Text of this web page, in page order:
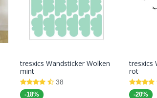
Warenkorb
tresxics Wandsticker Wolken
mint
38
-18%
tresxics
rot
-20%